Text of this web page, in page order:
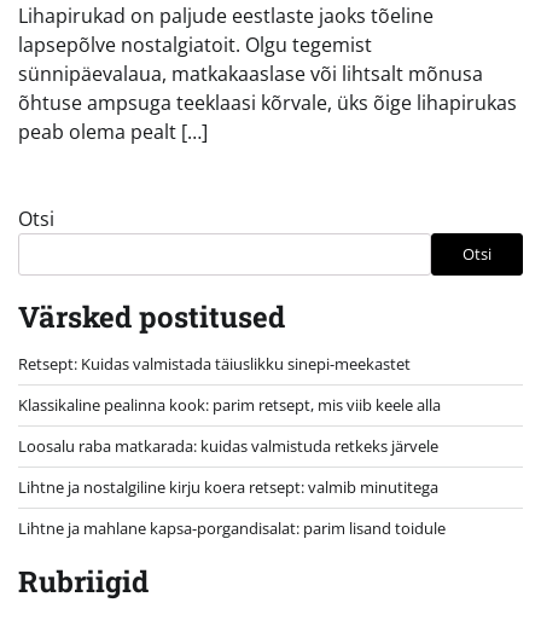
Lihapirukad on paljude eestlaste jaoks tõeline
lapsepõlve nostalgiatoit. Olgu tegemist
sünnipäevalaua, matkakaaslase või lihtsalt mõnusa
õhtuse ampsuga teeklaasi kõrvale, üks õige lihapirukas
peab olema pealt […]
Otsi
Otsi
Värsked postitused
Retsept: Kuidas valmistada täiuslikku sinepi-meekastet
Klassikaline pealinna kook: parim retsept, mis viib keele alla
Loosalu raba matkarada: kuidas valmistuda retkeks järvele
Lihtne ja nostalgiline kirju koera retsept: valmib minutitega
Lihtne ja mahlane kapsa-porgandisalat: parim lisand toidule
Rubriigid